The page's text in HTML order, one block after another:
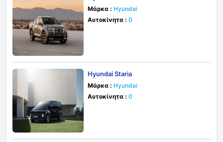
Μάρκα : Hyundai
Αυτοκίνητα : 0
Hyundai Staria
Μάρκα : Hyundai
Αυτοκίνητα : 0